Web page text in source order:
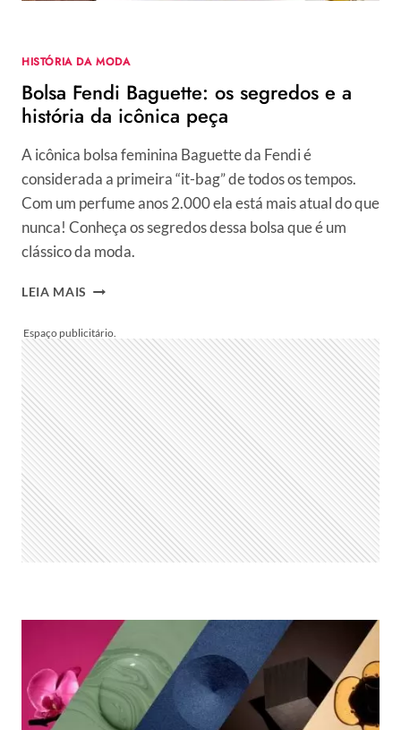
HISTÓRIA DA MODA
Bolsa Fendi Baguette: os segredos e a
história da icônica peça
A icônica bolsa feminina Baguette da Fendi é
considerada a primeira “it-bag” de todos os tempos.
Com um perfume anos 2.000 ela está mais atual do que
nunca! Conheça os segredos dessa bolsa que é um
clássico da moda.
LEIA MAIS BOLSA
OS
SEGREDOS
E
A
HISTÓRIA
DA
ICÔNICA
PEÇA